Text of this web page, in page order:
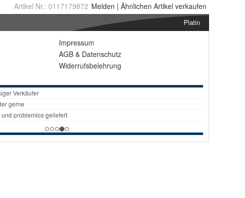
Artikel Nr.: 0117179872 Melden | Ähnlichen Artikel verkaufen
Platin
Impressum
AGB & Datenschutz
Widerrufsbelehrung